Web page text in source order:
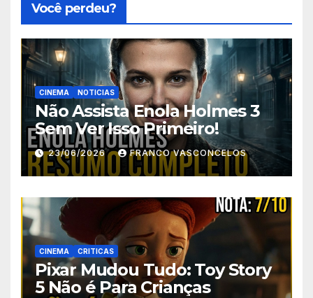
Você perdeu?
CINEMA NOTICIAS
Não Assista Enola Holmes 3
Sem Ver Isso Primeiro!
23/06/2026 FRANCO VASCONCELOS
CINEMA CRITICAS
Pixar Mudou Tudo: Toy Story
5 Não é Para Crianças